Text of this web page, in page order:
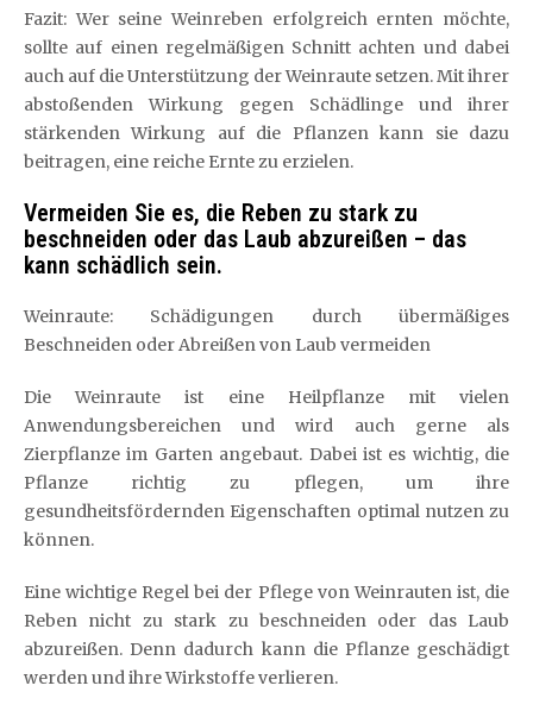
Fazit: Wer seine Weinreben erfolgreich ernten möchte,
sollte auf einen regelmäßigen Schnitt achten und dabei
auch auf die Unterstützung der Weinraute setzen. Mit ihrer
abstoßenden Wirkung gegen Schädlinge und ihrer
stärkenden Wirkung auf die Pflanzen kann sie dazu
beitragen, eine reiche Ernte zu erzielen.
Vermeiden Sie es, die Reben zu stark zu
beschneiden oder das Laub abzureißen – das
kann schädlich sein.
Weinraute: Schädigungen durch übermäßiges
Beschneiden oder Abreißen von Laub vermeiden
Die Weinraute ist eine Heilpflanze mit vielen
Anwendungsbereichen und wird auch gerne als
Zierpflanze im Garten angebaut. Dabei ist es wichtig, die
Pflanze richtig zu pflegen, um ihre
gesundheitsfördernden Eigenschaften optimal nutzen zu
können.
Eine wichtige Regel bei der Pflege von Weinrauten ist, die
Reben nicht zu stark zu beschneiden oder das Laub
abzureißen. Denn dadurch kann die Pflanze geschädigt
werden und ihre Wirkstoffe verlieren.